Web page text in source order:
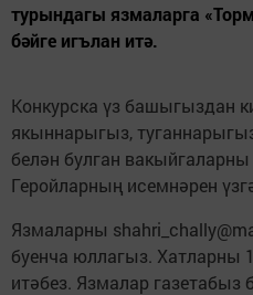
турындагы язмаларга
бәйге игълан итә.
Конкурска үз башыгыздан
якыннарыгыз,
белән булган
Геройларның исемнәрен
Язмаларны
буенча юллагыз. Хатларны
итәбез. Язмалар газетабыз